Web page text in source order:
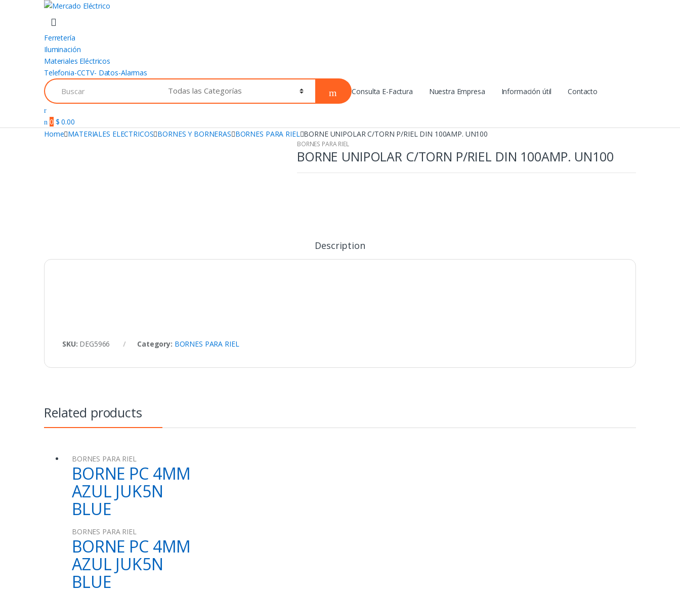
Ferretería
Iluminación
Materiales Eléctricos
Telefonia-CCTV- Datos-Alarmas
Search
for:
Consulta E-Factura Nuestra Empresa Información útil Contacto
0 $0.00
Home MATERIALES ELECTRICOS BORNES Y BORNERAS BORNES PARA RIEL BORNE UNIPOLAR C/TORN P/RIEL DIN 100AMP. UN100
BORNES PARA RIEL
BORNE UNIPOLAR C/TORN P/RIEL DIN 100AMP. UN100
Description
SKU: DEG5966 Category: BORNES PARA RIEL
Related products
BORNES PARA RIEL
BORNE PC 4MM
AZUL JUK5N
BLUE
BORNES PARA RIEL
BORNE PC 4MM
AZUL JUK5N
BLUE